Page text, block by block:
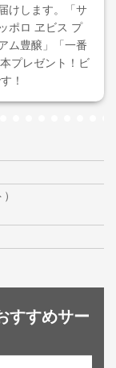
けします。「サ
ポロ ヱビス プ
ム豊醸」「一番
プレゼント！ビ
！
すすめサー